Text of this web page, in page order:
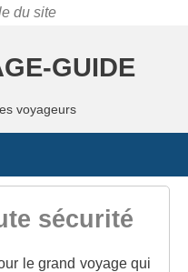
GUIDE
voyageurs
sécurité
le grand voyage qui